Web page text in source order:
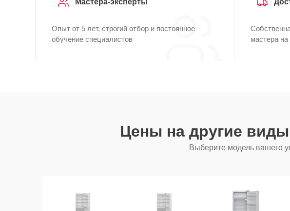
Мастера-эксперты
Опыт от 5 лет, строгий отбор и постоянное
обучение специалистов
мастера
Цены на другие
Выберите модель вашего